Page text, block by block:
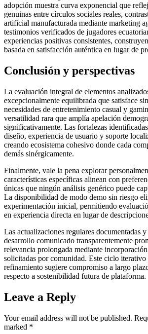
adopción muestra curva exponencial que
genuinas entre círculos sociales reales,
artificial manufacturada mediante marketing
testimonios verificados de jugadores
experiencias positivas consistentes,
basada en satisfacción auténtica en lugar de
Conclusión y perspectivas
La evaluación integral de elementos
excepcionalmente equilibrada que satisface
necesidades de entretenimiento casual y
versatilidad rara que amplía apelación
significativamente. Las fortalezas
diseño, experiencia de usuario y soporte
creando ecosistema cohesivo donde cada
demás sinérgicamente.
Finalmente, vale la pena explorar
características específicas alinean con
únicas que ningún análisis genérico puede
La disponibilidad de modo demo sin riesgo
experimentación inicial, permitiendo
en experiencia directa en lugar de
Las actualizaciones regulares documentadas
desarrollo comunicado transparentemente
relevancia prolongada mediante
solicitadas por comunidad. Este ciclo
refinamiento sugiere compromiso a largo
respecto a sostenibilidad futura de plataforma.
Leave a Reply
Your email address will not be published.
marked *